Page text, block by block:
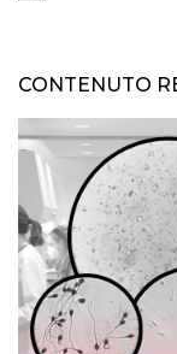
CONTENUTO